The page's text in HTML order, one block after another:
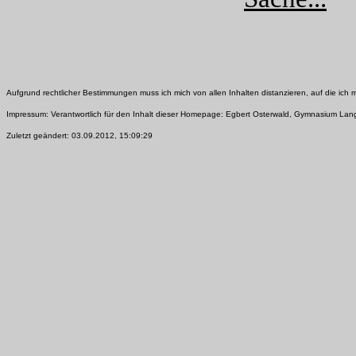
Aufgrund rechtlicher Bestimmungen muss ich mich von allen Inhalten distanzieren, auf die ich
Impressum: Verantwortlich für den Inhalt dieser Homepage: Egbert Osterwald, Gymnasium
Zuletzt geändert: 03.09.2012 15:09:29